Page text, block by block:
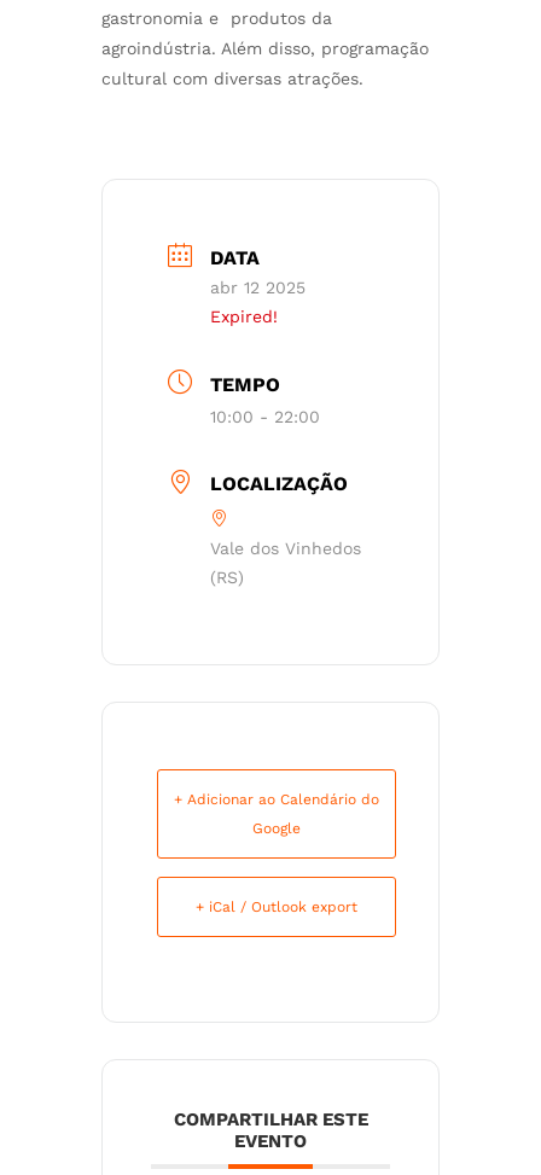
gastronomia e produtos da
agroindústria. Além disso, programação
cultural com diversas atrações.
DATA
abr 12 2025
Expired!
TEMPO
10:00 - 22:00
LOCALIZAÇÃO
Vale dos Vinhedos
(RS)
+ Adicionar ao Calendário do
Google
+ iCal / Outlook export
COMPARTILHAR ESTE
EVENTO